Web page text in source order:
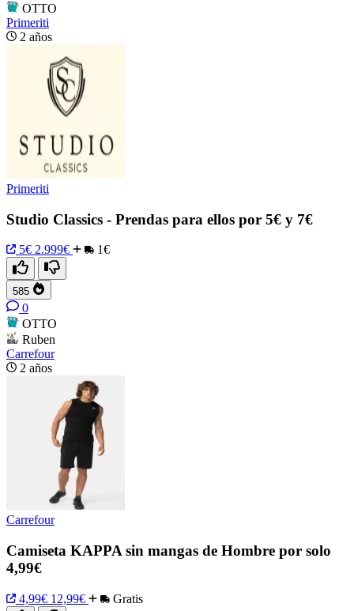
OTTO
Primeriti
2 años
Primeriti
Studio Classics - Prendas para ellos por 5€ y 7€
5€ 2.999€ 1€
585
0
OTTO
Ruben
Carrefour
2 años
Carrefour
Camiseta KAPPA sin mangas de Hombre por solo
4,99€
4,99€ 12,99€ Gratis